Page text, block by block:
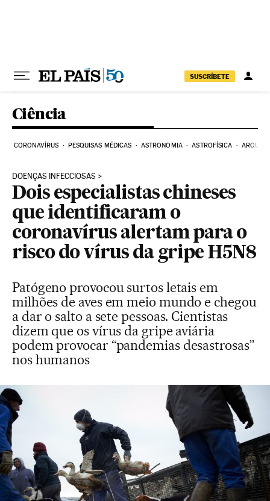
SUSCRÍBETE
Ciência
CORONAVÍRUS PESQUISAS MÉDICAS ASTRONOMIA ASTROFÍSICA
DOENÇAS INFECCIOSAS
Dois especialistas chineses
que identificaram o
coronavírus alertam para o
risco do vírus da gripe H5N8
Patógeno provocou surtos letais em
milhões de aves em meio mundo e chegou
a dar o salto a sete pessoas. Cientistas
dizem que os vírus da gripe aviária
podem provocar “pandemias desastrosas”
nos humanos